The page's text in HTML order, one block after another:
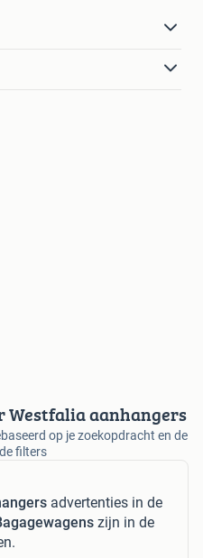
Westfalia aanhangers
op je zoekopdracht en de
filters
advertenties in de
zijn in de